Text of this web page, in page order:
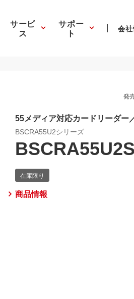
サービ
ス
サポー
ト 会
発
55メディア対応カードリーダー
BSCRA55U2シリーズ
商品情報